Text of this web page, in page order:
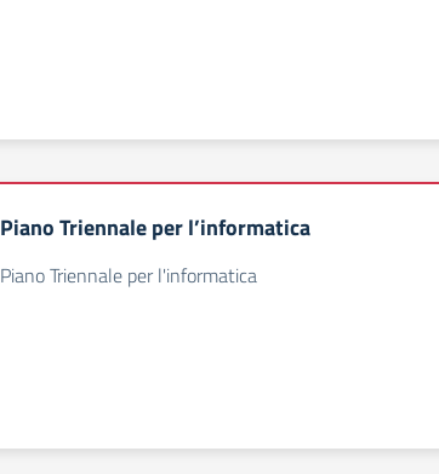
Piano Triennale per l’informatica
Piano Triennale per l'informatica